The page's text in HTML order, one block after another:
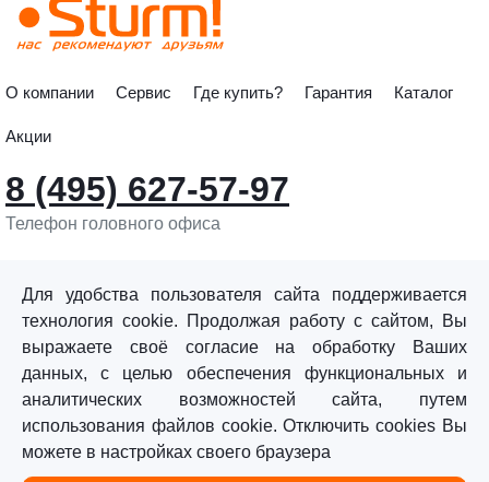
О компании Сервис Где купить? Гарантия Каталог
Акции
8 (495) 627-57-97
Телефон головного офиса
©«Sturm!» 2011–2026 ®
Все права защищены.
Для удобства пользователя сайта поддерживается
технология cookie. Продолжая работу с сайтом, Вы
выражаете своё согласие на обработку Ваших
данных, с целью обеспечения функциональных и
аналитических возможностей сайта, путем
использования файлов cookie. Отключить cookies Вы
можете в настройках своего браузера